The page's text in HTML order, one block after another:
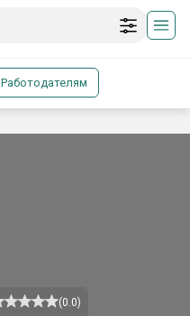
Работодателям
(0.0)